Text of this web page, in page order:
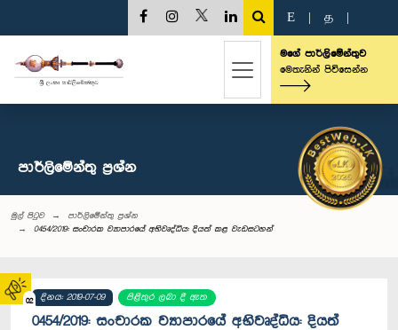
02
E த
මගේ පාර්ලිමේන්තුව
මෙතැනින් පිවිසෙන්න
පාර්ලි‌මේන්තු‌ ප්‍රශ්න
මුල් පිටුව
පාර්ලි‌මේන්තු‌ ප්‍රශ්න
0454/2019: සංචාරක ව්‍යාපාරයේ අභිවෘද්ධිය: දියත් කළ වැඩසටහන්
දිනය: 2019-07-09 පිළිතුර ලබා දී ඇත
0454/2019: සංචාරක ව්‍යාපාරයේ අභිවෘද්ධිය: දියත්